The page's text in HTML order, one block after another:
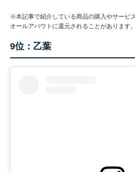
※本記事で紹介している商品の購入やサービ
オールアバウトに還元されることがあります。
9位：乙葉